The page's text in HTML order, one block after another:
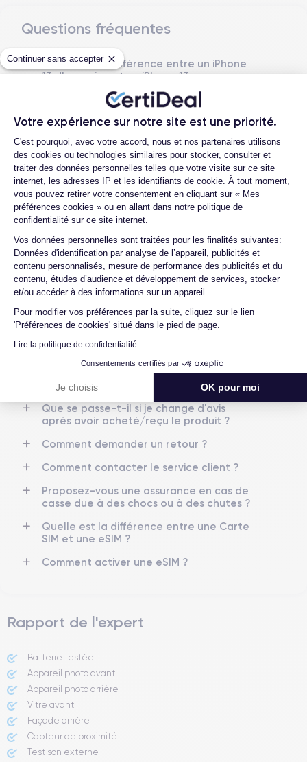
Continuer sans accepter
Votre expérience sur notre site est une priorité.
Plateforme de Gestion du
C'est pourquoi, avec votre accord, nous et nos partenaires utilisons
des cookies ou technologies similaires pour stocker, consulter et
traiter des données personnelles telles que votre visite sur ce site
internet, les adresses IP et les identifiants de cookie. À tout moment,
vous pouvez retirer votre consentement en cliquant sur « Mes
préférences cookies » ou en allant dans notre politique de
confidentialité sur ce site internet.
Vos données personnelles sont traitées pour les finalités suivantes:
Données d'identification par analyse de l’appareil, publicités et
contenu personnalisés, mesure de performance des publicités et du
contenu, études d’audience et développement de services, stocker
et/ou accéder à des informations sur un appareil.
Pour modifier vos préférences par la suite, cliquez sur le lien
'Préférences de cookies' situé dans le pied de page.
Lire la politique de confidentialité
Consentements certifiés par
Je choisis OK pour moi
Axeptio consent
Dimensions et poids iPhone 13
Date de sortie Système exploitation
146.7×71.5×7.65 mm
Poids
173 g
Écran
OLED 6.1 pouces
Résolution écran
2340 x 1080 pixels
RAM
4 Go
Memoire interne
128,256,512 Go
Nom de la puce
Puce A15 Bionic
Nombre de cœurs
6
Nom GPU
GPU 4 cœurs
Fréq. processeur
3.23 GHz
Caméra Caméra Frontale
Résolution vidéo Recharge rapide
Batterie
3240 mAh
Type de SIM
Nano-SIM + eSIM
5G Oui, tous opérateurs
Si vous souhaitez découvrir toutes les caractéristiques de ce
smartphone, vous pouvez consulter lafiche technique de l'iPhone
Questions fréquentes
Quelle est la différence entre un iPhone
13 d'occasion et un iPhone 13
reconditionné ?
Quelle est la durée de vie d'un iPhone 13
reconditionné ?
Quelles sont les options disponibles sur
les batteries ?
Quels sont les accessoires inclus dans la
commande ?
Quelles garanties offrez-vous sur vos
Quels sont vos modes de paiement ?
Est-il possible de payer l'iPhone 13 en
plusieurs fois ?
Que se passe-t-il après avoir passé la
commande ?
Quelle société utilisez-vous pour
l'expédition ?
Quels sont les délais de livraison ?
Que se passe-t-il si je change d'avis
après avoir acheté/reçu le produit ?
Comment demander un retour ?
Comment contacter le service client ?
Proposez-vous une assurance en cas de
casse due à des chocs ou à des chutes ?
Quelle est la différence entre une Carte
SIM et une eSIM ?
Comment activer une eSIM ?
Rapport de l'expert
Batterie testée
Appareil photo avant
Appareil photo arrière ​
Vitre avant ​
Façade arrière
Capteur de proximité
Test son externe